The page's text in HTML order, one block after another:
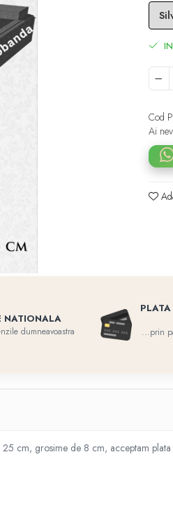
Cod
Ai
NATIONALA
dumneavoastra ...prin
cm, grosime de 8 cm, acceptam